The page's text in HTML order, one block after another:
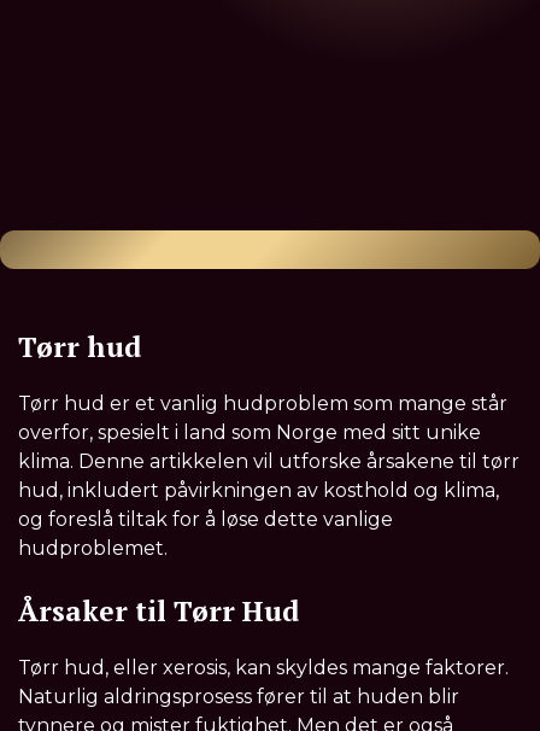
Tørr hud
Tørr hud er et vanlig hudproblem som mange står
overfor, spesielt i land som Norge med sitt unike
klima. Denne artikkelen vil utforske årsakene til tørr
hud, inkludert påvirkningen av kosthold og klima,
og foreslå tiltak for å løse dette vanlige
hudproblemet.
Årsaker til Tørr Hud
Tørr hud, eller xerosis, kan skyldes mange faktorer.
Naturlig aldringsprosess fører til at huden blir
tynnere og mister fuktighet. Men det er også